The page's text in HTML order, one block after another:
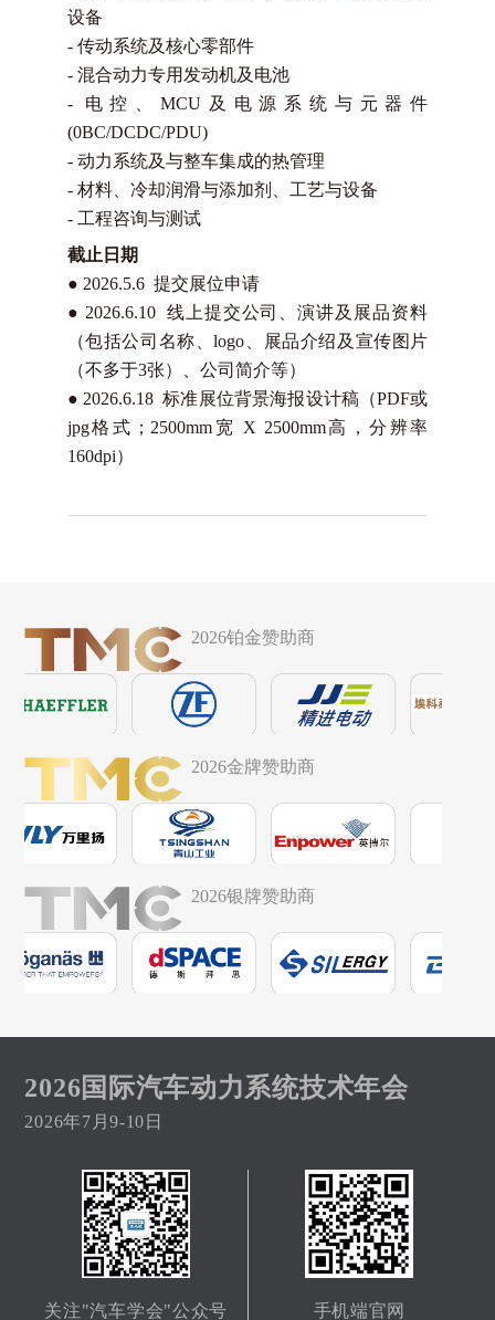
设备
-传动系统及核心零部件
-混合动力专用发动机及电池
-电控、MCU及电源系统与元器件
(0BC/DCDC/PDU)
-动力系统及与整车集成的热管理
-材料、冷却润滑与添加剂、工艺与设备
-工程咨询与测试
截止日期
● 2026.5.6 提交展位申请
● 2026.6.10 线上提交公司、演讲及展品资料
（包括公司名称、logo、展品介绍及宣传图片
（不多于3张）、公司简介等）
● 2026.6.18 标准展位背景海报设计稿（PDF或
jpg格式；2500mm宽 X 2500mm高，分辨率
160dpi）
2026铂金赞助商
2026金牌赞助商
2026银牌赞助商
2026国际汽车动力系统技术年会
2026年7月9-10日
关注"汽车学会"公众号 手机端官网